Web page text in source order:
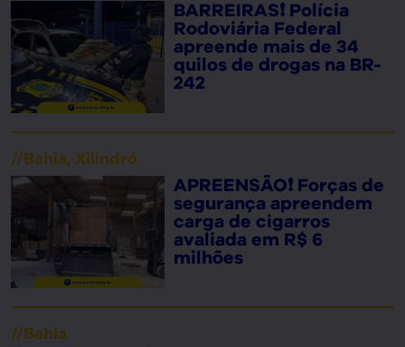
BARREIRAS❗ Polícia
Rodoviária Federal
apreende mais de 34
quilos de drogas na BR-
242
//Bahia, Xilindró
APREENSÃO❗ Forças de
segurança apreendem
carga de cigarros
avaliada em R$ 6
milhões
//Bahia